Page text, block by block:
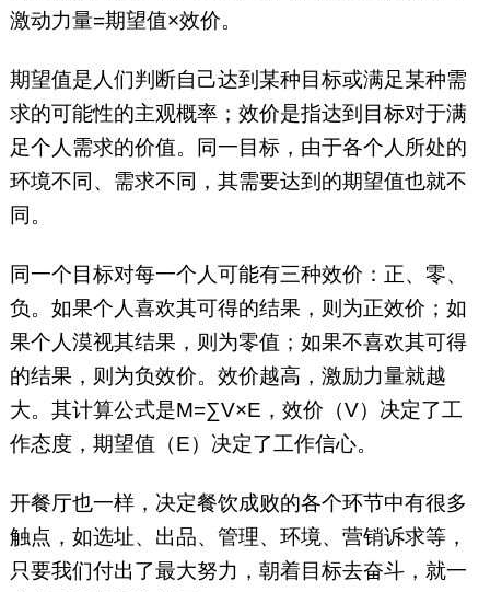
激动力量=期望值×效价。
期望值是人们判断自己达到某种目标或满足某种需
求的可能性的主观概率；效价是指达到目标对于满
足个人需求的价值。同一目标，由于各个人所处的
环境不同、需求不同，其需要达到的期望值也就不
同。
同一个目标对每一个人可能有三种效价：正、零、
负。如果个人喜欢其可得的结果，则为正效价；如
果个人漠视其结果，则为零值；如果不喜欢其可得
的结果，则为负效价。效价越高，激励力量就越
大。其计算公式是M=∑V×E，效价（V）决定了工
作态度，期望值（E）决定了工作信心。
开餐厅也一样，决定餐饮成败的各个环节中有很多
触点，如选址、出品、管理、环境、营销诉求等，
只要我们付出了最大努力，朝着目标去奋斗，就一